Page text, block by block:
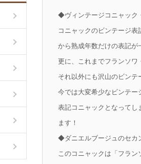
◆ヴィンテージコニャック
コニャックのビンテージ
から熟成年数だけの表記が
更に、これまでフランソワ
それ以外にも沢山のビンテ
今では大変希少なビンテー
表記コニャックとなってし
ます！
◆ダニエルブージュのセカ
このコニャックは「フラ